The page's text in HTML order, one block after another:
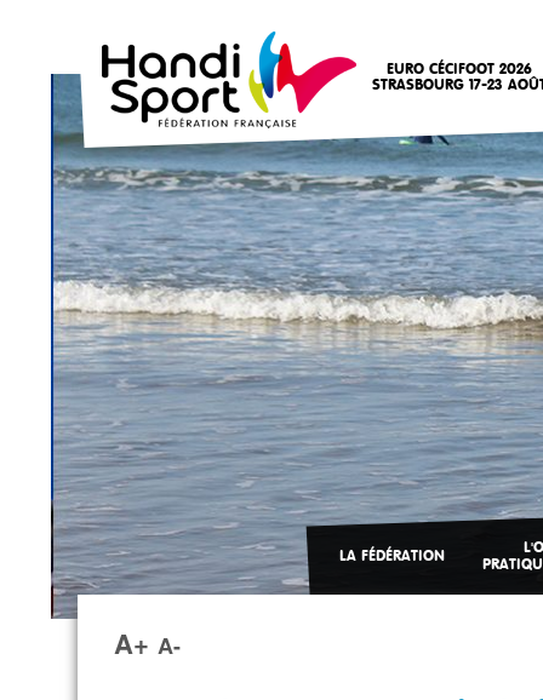
EURO CÉCIFOOT 2026
STRASBOURG 17-23
LA FÉDÉRATION
A+ A-